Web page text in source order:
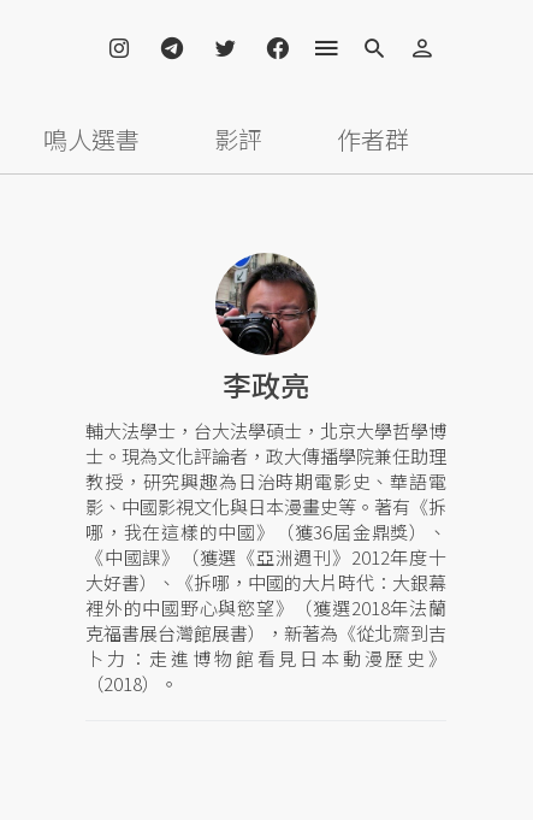
鳴人選書 影評 作者群
李政亮
輔大法學士，台大法學碩士，北京大學哲學博
士。現為文化評論者，政大傳播學院兼任助理
教授，研究興趣為日治時期電影史、華語電
影、中國影視文化與日本漫畫史等。著有《拆
哪，我在這樣的中國》（獲36屆金鼎獎）、
《中國課》（獲選《亞洲週刊》2012年度十
大好書）、《拆哪，中國的大片時代：大銀幕
裡外的中國野心與慾望》（獲選2018年法蘭
克福書展台灣館展書），新著為《從北齋到吉
卜力：走進博物館看見日本動漫歷史》
（2018）。